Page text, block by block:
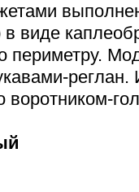
виде
периметру.
реглан.
воротником-